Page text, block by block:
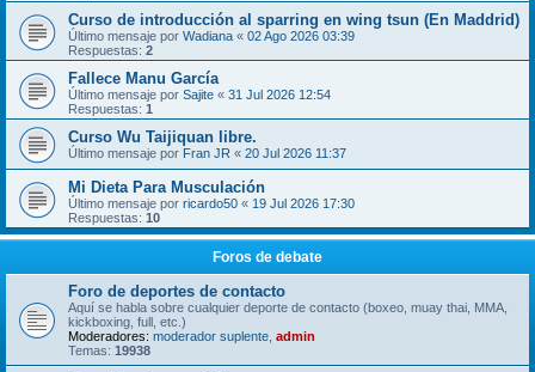
Curso de introducción al sparring en wing tsun (En Maddrid)
Último mensaje por Wadiana « 02 Ago 2026 03:39
Respuestas: 2
Fallece Manu García
Último mensaje por Sajite « 31 Jul 2026 12:54
Respuestas: 1
Curso Wu Taijiquan libre.
Último mensaje por Fran JR « 20 Jul 2026 11:37
Mi Dieta Para Musculación
Último mensaje por ricardo50 « 19 Jul 2026 17:30
Respuestas: 10
Foros de debate
Foro de deportes de contacto
Aquí se habla sobre cualquier deporte de contacto (boxeo, muay thai, MMA,
kickboxing, full, etc.)
Moderadores: moderador suplente admin
Temas: 19938